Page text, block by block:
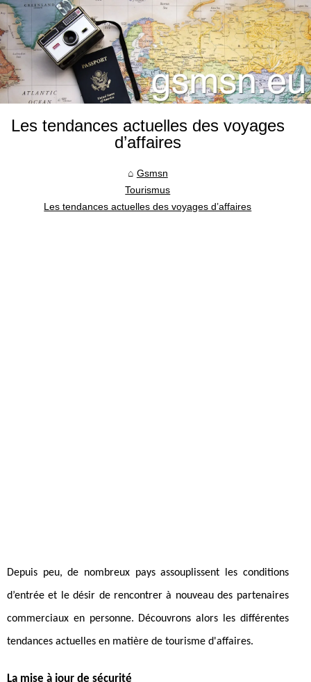
Les tendances actuelles des voyages
d’affaires
Gsmsn
Tourismus
Les tendances actuelles des voyages d’affaires
Depuis peu, de nombreux pays assouplissent les conditions
d’entrée et le désir de rencontrer à nouveau des partenaires
commerciaux en personne. Découvrons alors les différentes
tendances actuelles en matière de tourisme d'affaires.
La mise à jour de sécurité